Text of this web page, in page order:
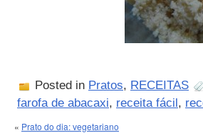
Posted in Pratos, RECEITAS
farofa de abacaxi, receita fácil,
« Prato do dia: vegetariano